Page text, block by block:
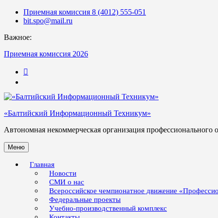
Skip
Приемная комиссия 8 (4012) 555-051
bit.spo@mail.ru
Важное:
Приемная комиссия 2026
«Балтийский Информационный Техникум»
Автономная некоммерческая организация профессионального
Меню
Главная
Новости
СМИ о нас
Всероссийское чемпионатное движение
Федеральные проекты
Учебно-производственный комплекс